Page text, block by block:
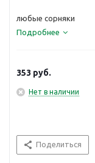
любые сорняки
Подробнее
353 руб.
Нет в наличии
Поделиться